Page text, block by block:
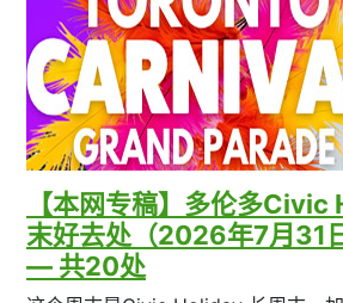
【本网专稿】多伦多Civic
末好去处（2026年7月31
— 共20处